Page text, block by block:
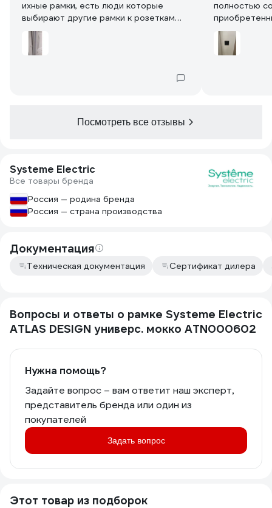
ихные рамки, есть люди которые
выбирают другие рамки к розеткам
этой линейки, но они отличаются и по
цветам и по дизайну и смотрятся не
очень, советую именно эти рамки к
полностью
заказывал в
целая, без
Посмотреть все отзывы
Systeme Electric
Все товары бренда
Россия — родина бренда
Россия — страна производства
Документация
Техническая документация Сертификат дилера
Вопросы и ответы о рамке Systeme Electric
ATLAS DESIGN универс. мокко ATN000602
Нужна помощь?
Задайте вопрос – вам ответит наш эксперт,
представитель бренда или один из
покупателей
Задать вопрос
Этот товар из подборок